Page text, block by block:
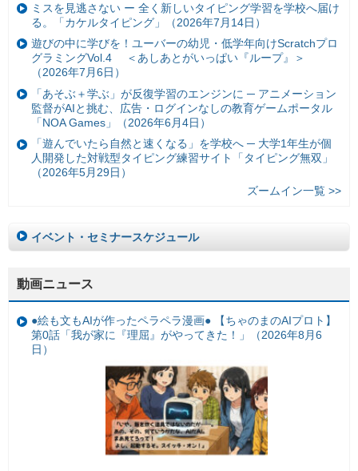
ミスを見逃さない ー 全く新しいタイピング学習を学校へ届け
る。「カケルタイピング」（2026年7月14日）
遊びの中に学びを！ユーバーの幼児・低学年向けScratchプロ
グラミングVol.4 ＜あしあとがいっぱい『ループ』＞
（2026年7月6日）
「あそぶ＋学ぶ」が反復学習のエンジンに ─ アニメーション
監督がAIと挑む、広告・ログインなしの教育ゲームポータル
「NOA Games」（2026年6月4日）
「遊んでいたら自然と速くなる」を学校へ ─ 大学1年生が個
人開発した対戦型タイピング練習サイト「タイピング無双」
（2026年5月29日）
ズームイン一覧 >>
イベント・セミナースケジュール
動画ニュース
●絵も文もAIが作ったペラペラ漫画● 【ちゃのまのAIプロト】
第0話「我が家に『理屈』がやってきた！」（2026年8月6
日）